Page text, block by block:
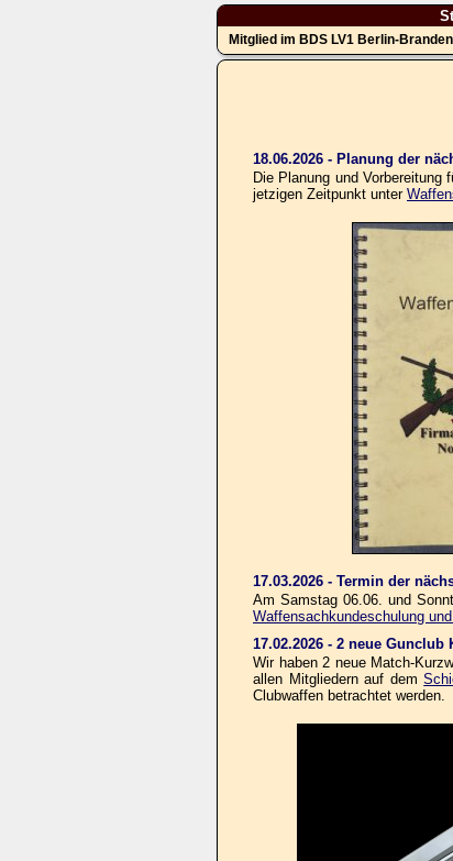
Mitglied im BDS LV1 Berlin-
18.06.2026 - Planung der
Die Planung und
jetzigen Zeitpunkt unter
17.03.2026 - Termin der
Am Samstag 06.06. und
Waffensachkundeschulung
17.02.2026 - 2 neue
Wir haben 2 neue Match-
allen Mitgliedern auf dem
Clubwaffen betrachtet werden.